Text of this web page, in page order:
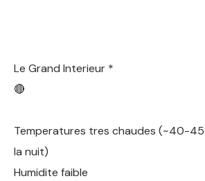
Le Grand Interieur *
🔴
Temperatures tres chaudes (~40-
la nuit)
Humidite faible